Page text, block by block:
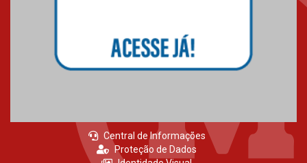
Central de Informações
Proteção de Dados